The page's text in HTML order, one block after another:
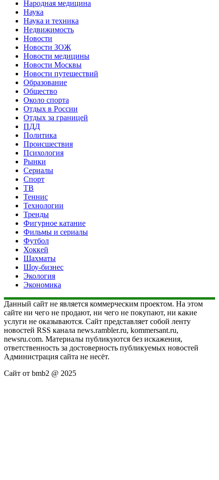
Народная медицина
Наука
Наука и техника
Недвижимость
Новости
Новости ЗОЖ
Новости медицины
Новости Москвы
Новости путешествий
Образование
Общество
Около спорта
Отдых в России
Отдых за границей
ПДД
Политика
Происшествия
Психология
Рынки
Сериалы
Спорт
ТВ
Теннис
Технологии
Тренды
Фигурное катание
Фильмы и сериалы
Футбол
Хоккей
Шахматы
Шоу-бизнес
Экология
Экономика
Данный сайт не является коммерческим проектом. На этом
сайте ни чего не продают, ни чего не покупают, ни какие
услуги не оказываются. Сайт представляет собой ленту
новостей RSS канала news.rambler.ru, kommersant.ru,
newsru.com. Материалы публикуются без искажения,
ответственность за достоверность публикуемых новостей
Администрация сайта не несёт.
Сайт от bmb2 @ 2025